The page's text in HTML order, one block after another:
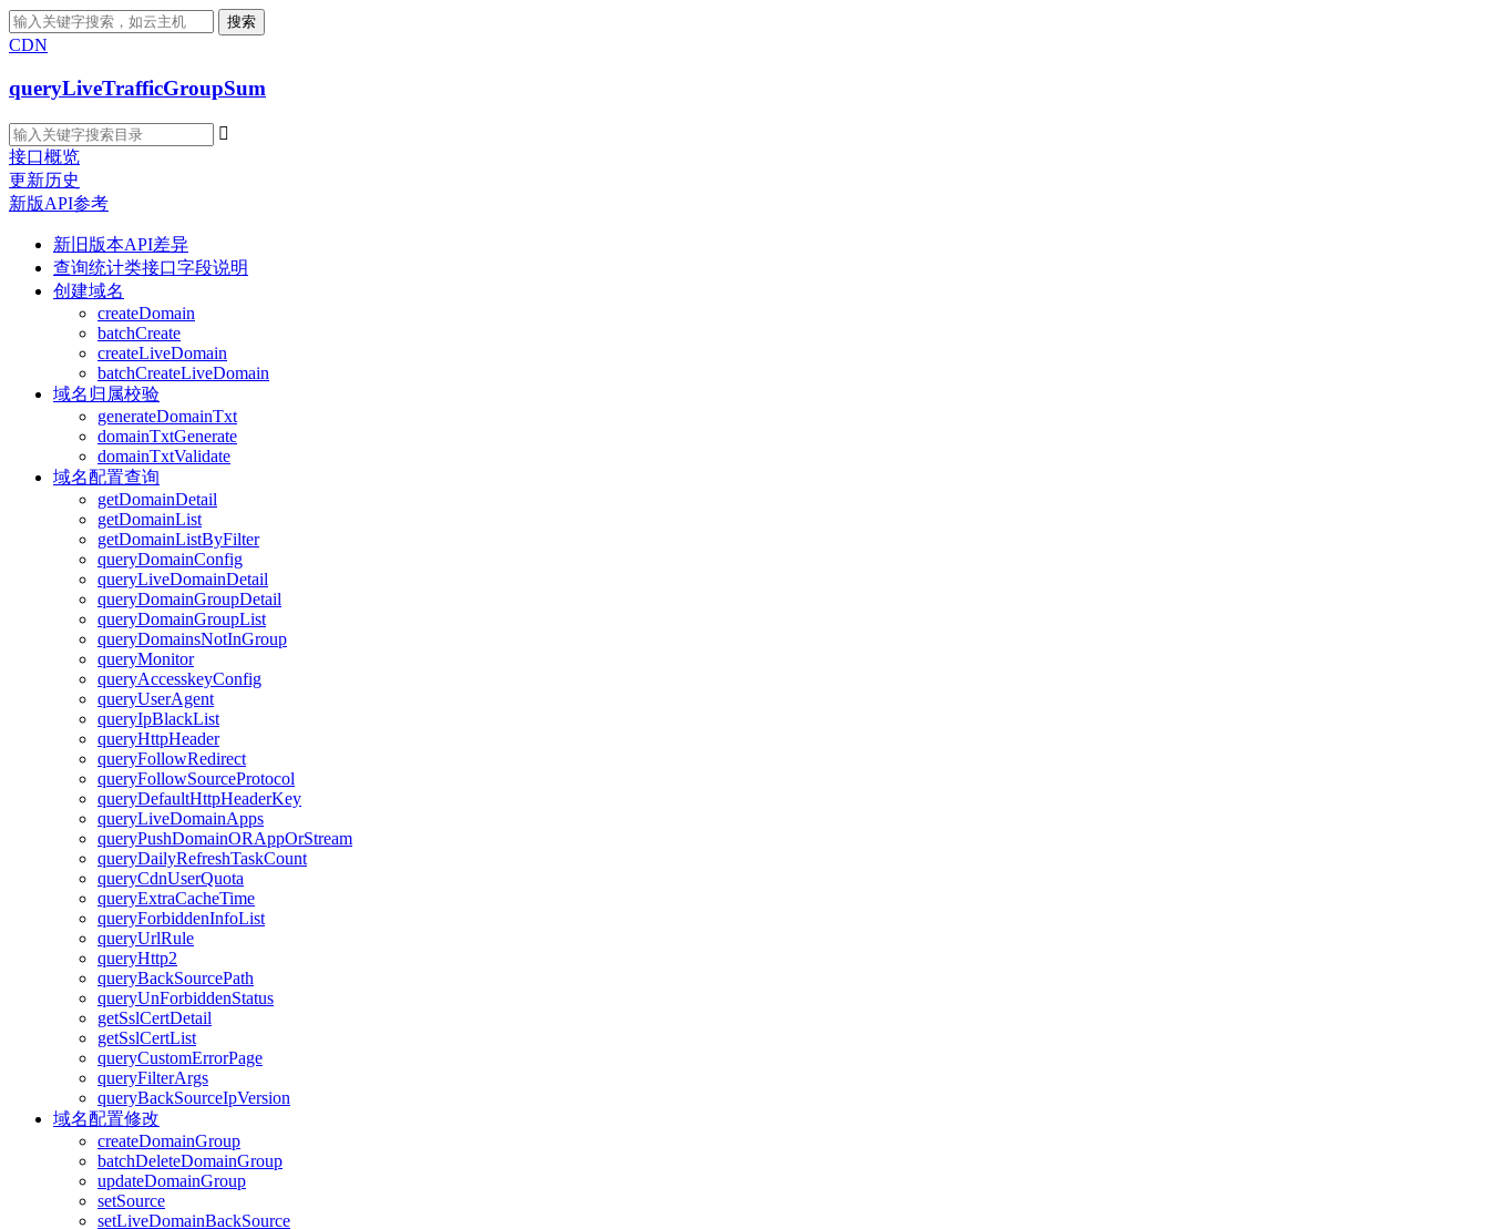
搜索
CDN
queryLiveTrafficGroupSum

接口概览
更新历史
新版API参考
新旧版本API差异
查询统计类接口字段说明
创建域名
createDomain
batchCreate
createLiveDomain
batchCreateLiveDomain
域名归属校验
generateDomainTxt
domainTxtGenerate
domainTxtValidate
域名配置查询
getDomainDetail
getDomainList
getDomainListByFilter
queryDomainConfig
queryLiveDomainDetail
queryDomainGroupDetail
queryDomainGroupList
queryDomainsNotInGroup
queryMonitor
queryAccesskeyConfig
queryUserAgent
queryIpBlackList
queryHttpHeader
queryFollowRedirect
queryFollowSourceProtocol
queryDefaultHttpHeaderKey
queryLiveDomainApps
queryPushDomainORAppOrStream
queryDailyRefreshTaskCount
queryCdnUserQuota
queryExtraCacheTime
queryForbiddenInfoList
queryUrlRule
queryHttp2
queryBackSourcePath
queryUnForbiddenStatus
getSslCertDetail
getSslCertList
queryCustomErrorPage
queryFilterArgs
queryBackSourceIpVersion
域名配置修改
createDomainGroup
batchDeleteDomainGroup
updateDomainGroup
setSource
setLiveDomainBackSource